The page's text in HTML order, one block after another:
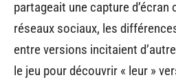
partageait une capture d’écran
réseaux sociaux, les
entre versions incitaient
le jeu pour découvrir « leur »